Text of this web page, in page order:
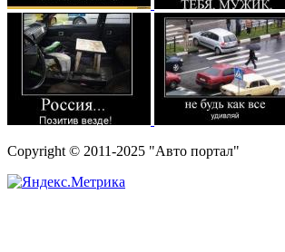
Copyright © 2011-2025 "Авто портал"